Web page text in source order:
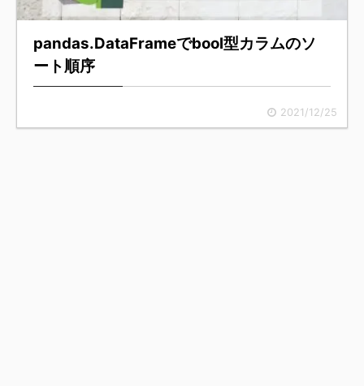
pandas.DataFrameでbool型カラムのソ
ート順序
2021/12/25